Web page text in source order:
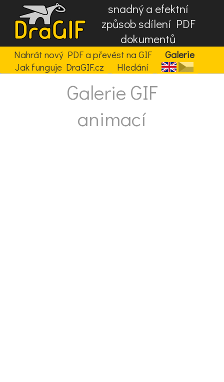
snadný a efektní
způsob sdílení PDF
dokumentů
Nahrát nový PDF a převést na GIF
Galerie
Jak funguje DraGIF.cz
Hledání
Galerie GIF
animací